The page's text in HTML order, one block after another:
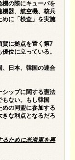
機の際にキューバを
機器、航空機、核兵
めに「検査」を実施
賀に拠点を置く第7
位に立っている。
、日本、韓国の連合
シップに関する憲法
もない。もし韓国
めの同盟に参加する
きな利点となるだろ
るために米海軍を再